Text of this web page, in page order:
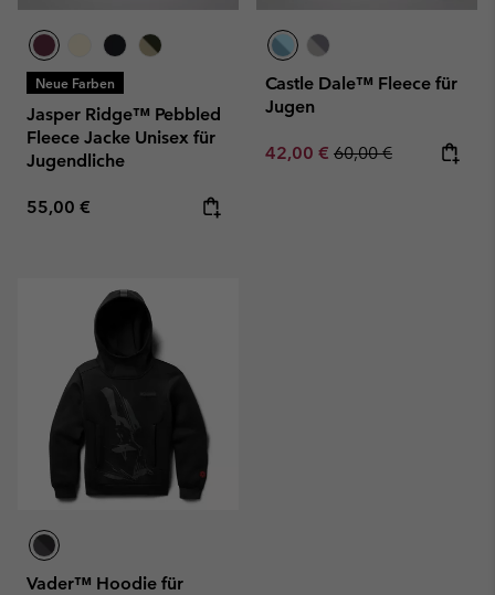
Neue Farben
Jasper Ridge™ Pebbled
Fleece Jacke Unisex für
Jugendliche
Regular price:
55,00 €
Castle Dale™ Fleece für
Jugen
Sale price:
42,00 € Regular price:
60,00 €
Vader™ Hoodie für